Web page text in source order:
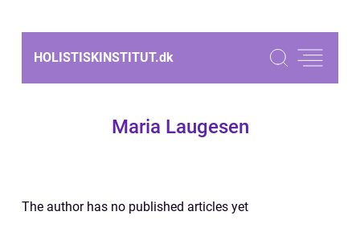
HOLISTISKINSTITUT.dk
Maria Laugesen
The author has no published articles yet